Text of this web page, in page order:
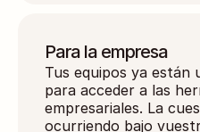
Para la empresa
Tus equipos ya están
para acceder a las
empresariales. La
ocurriendo bajo